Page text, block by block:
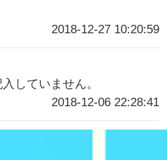
2018-12-27 10:20:59
していません。
2018-12-06 22:28:41